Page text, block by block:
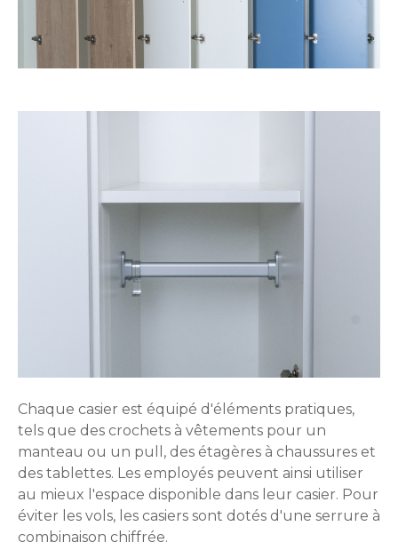
Chaque casier est équipé d'éléments pratiques,
tels que des crochets à vêtements pour un
manteau ou un pull, des étagères à chaussures et
des tablettes. Les employés peuvent ainsi utiliser
au mieux l'espace disponible dans leur casier. Pour
éviter les vols, les casiers sont dotés d'une serrure à
combinaison chiffrée.